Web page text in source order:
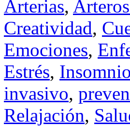
Arterias,
Creatividad,
Emociones,
Estrés, Insomnio
invasivo,
Relajación,